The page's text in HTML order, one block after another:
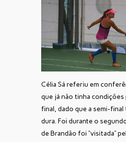
Célia Sá referiu em
que já não tinha condições
final, dado que a semi-
dura. Foi durante o
de Brandão foi “visitada”